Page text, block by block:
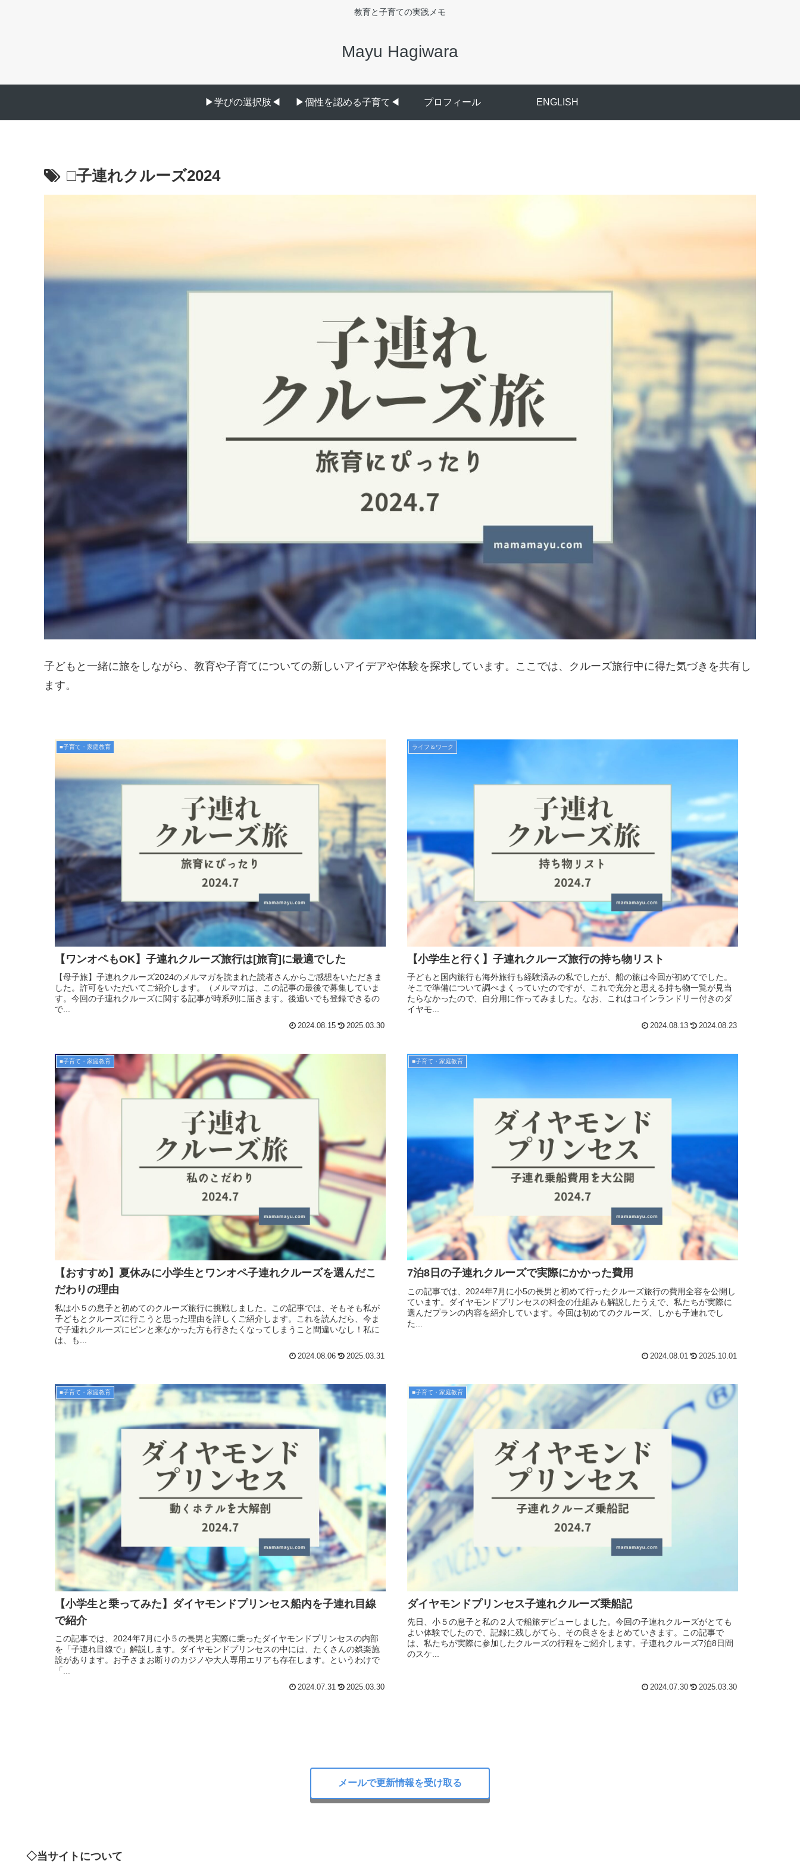
教育と子育ての実践メモ
Mayu Hagiwara
▶︎学びの選択肢◀︎ ▶︎個性を認める子育て◀︎ プロフィール ENGLISH
□子連れクルーズ2024
子どもと一緒に旅をしながら、教育や子育てについての新しいアイデアや体験を探求しています。ここでは、クルーズ旅行中に得た気づきを共有し
ます。
■子育て・家庭教育
【ワンオペもOK】子連れクルーズ旅行は[旅育]に最適でした
【母子旅】子連れクルーズ2024のメルマガを読まれた読者さんからご感想をいただきま
した。許可をいただいてご紹介します。（メルマガは、この記事の最後で募集していま
す。今回の子連れクルーズに関する記事が時系列に届きます。後追いでも登録できるの
で...
2024.08.15 2025.03.30
ライフ＆ワーク
【小学生と行く】子連れクルーズ旅行の持ち物リスト
子どもと国内旅行も海外旅行も経験済みの私でしたが、船の旅は今回が初めてでした。
そこで準備について調べまくっていたのですが、これで充分と思える持ち物一覧が見当
たらなかったので、自分用に作ってみました。なお、これはコインランドリー付きのダ
イヤモ...
2024.08.13 2024.08.23
■子育て・家庭教育
【おすすめ】夏休みに小学生とワンオペ子連れクルーズを選んだこ
だわりの理由
私は小５の息子と初めてのクルーズ旅行に挑戦しました。この記事では、そもそも私が
子どもとクルーズに行こうと思った理由を詳しくご紹介します。これを読んだら、今ま
で子連れクルーズにピンと来なかった方も行きたくなってしまうこと間違いなし！私に
は、も...
2024.08.06 2025.03.31
■子育て・家庭教育
7泊8日の子連れクルーズで実際にかかった費用
この記事では、2024年7月に小5の長男と初めて行ったクルーズ旅行の費用全容を公開し
ています。ダイヤモンドプリンセスの料金の仕組みも解説したうえで、私たちが実際に
選んだプランの内容を紹介しています。今回は初めてのクルーズ、しかも子連れでし
た...
2024.08.01 2025.10.01
■子育て・家庭教育
【小学生と乗ってみた】ダイヤモンドプリンセス船内を子連れ目線
で紹介
この記事では、2024年7月に小５の長男と実際に乗ったダイヤモンドプリンセスの内部
を「子連れ目線で」解説します。ダイヤモンドプリンセスの中には、たくさんの娯楽施
設があります。お子さまお断りのカジノや大人専用エリアも存在します。というわけで
「...
2024.07.31 2025.03.30
■子育て・家庭教育
ダイヤモンドプリンセス子連れクルーズ乗船記
先日、小５の息子と私の２人で船旅デビューしました。今回の子連れクルーズがとても
よい体験でしたので、記録に残しがてら、その良さをまとめていきます。この記事で
は、私たちが実際に参加したクルーズの行程をご紹介します。子連れクルーズ7泊8日間
のスケ...
2024.07.30 2025.03.30
メールで更新情報を受け取る
◇当サイトについて